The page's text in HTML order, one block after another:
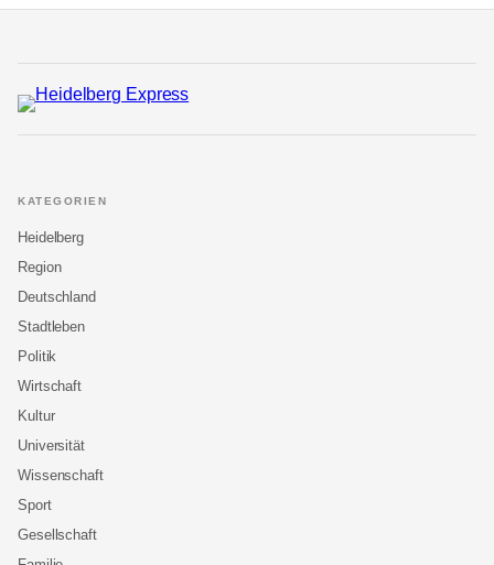
KATEGORIEN
Heidelberg
Region
Deutschland
Stadtleben
Politik
Wirtschaft
Kultur
Universität
Wissenschaft
Sport
Gesellschaft